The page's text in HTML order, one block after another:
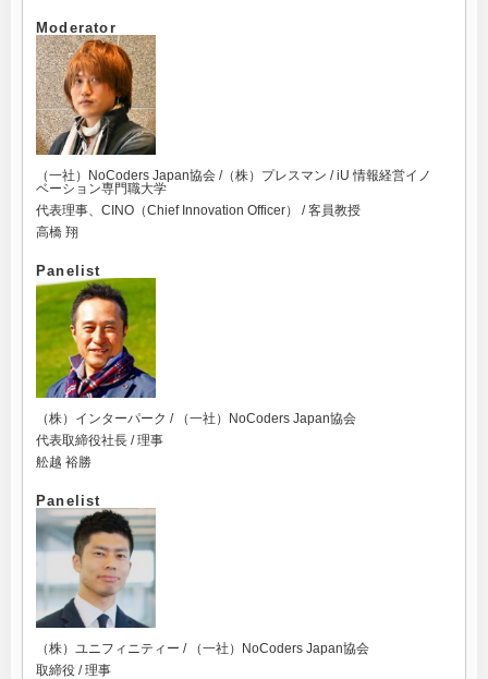
Moderator
（一社）NoCoders Japan協会 /（株）プレスマン / iU 情報経営イノ
ベーション専門職大学
代表理事、CINO（Chief Innovation Officer） / 客員教授
高橋 翔
Panelist
（株）インターパーク / （一社）NoCoders Japan協会
代表取締役社長 / 理事
舩越 裕勝
Panelist
（株）ユニフィニティー / （一社）NoCoders Japan協会
取締役 / 理事